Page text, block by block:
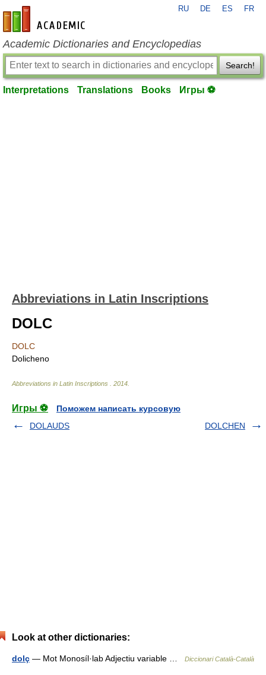
en-academic.com
RU DE ES FR
Academic Dictionaries and Encyclopedias
Search!
Interpretations Translations Books Игры ⚽
Abbreviations in Latin Inscriptions
DOLC
DOLC
Dolicheno
Abbreviations in Latin Inscriptions 2014
Игры ⚽
Поможем написать курсовую
DOLAUDS
DOLCHEN
Look at other dictionaries:
dolç — Mot Monosíl·lab Adjectiu variable … Diccionari Català-Català